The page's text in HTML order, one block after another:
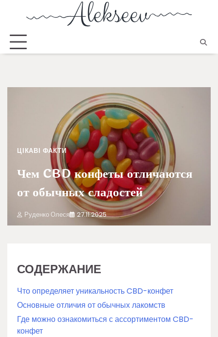
ЦІКАВІ ФАКТИ
Чем CBD конфеты отличаются
от обычных сладостей
Руденко Олеся 27.11.2025
СОДЕРЖАНИЕ
Что определяет уникальность CBD-конфет
Основные отличия от обычных лакомств
Где можно ознакомиться с ассортиментом CBD-
конфет